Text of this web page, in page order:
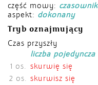
część mowy: czasownik
aspekt: dokonany
Tryb oznajmujący
Czas przyszły
liczba pojedyncza
1 os. skurwię się
2 os. skurwisz się